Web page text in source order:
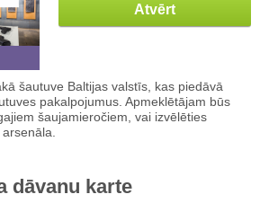
Atvērt
šautuve Baltijas valstīs, kas piedāvā
pakalpojumus. Apmeklētājam būs
šaujamieročiem, vai izvēlēties
dāvanu karte